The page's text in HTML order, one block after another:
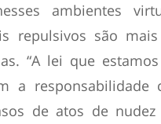
ambientes
repulsivos são
“A lei que
a
de atos de